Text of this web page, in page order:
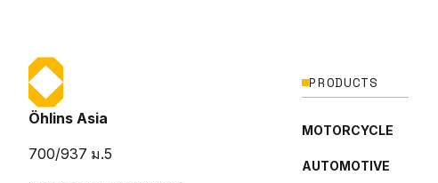
Öhlins Asia
700/937 ม.5
PRODUCTS
MOTORCYCLE
AUTOMOTIVE